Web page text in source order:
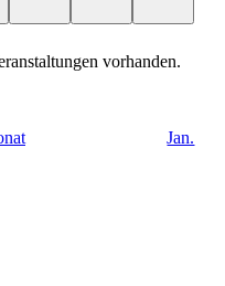
vorhanden.
Jan.